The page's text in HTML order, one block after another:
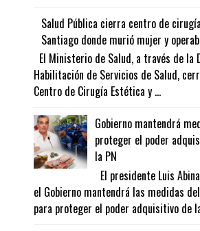
Salud Pública cierra centro de
Santiago donde murió mujer y
El Ministerio de Salud, a través de la
Habilitación de Servicios de Salud,
Centro de Cirugía Estética y ...
Gobierno mantendrá
proteger el poder
la PN
El presidente Luis
el Gobierno mantendrá las medidas
para proteger el poder adquisitivo de